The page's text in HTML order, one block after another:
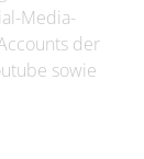
Media-
der
sowie